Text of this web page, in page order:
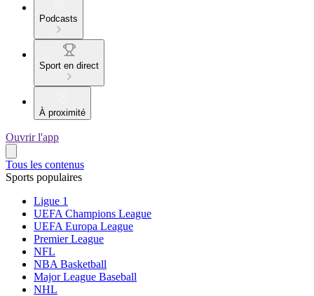
Podcasts
Sport en direct
À proximité
Ouvrir l'app
Tous les contenus
Sports populaires
Ligue 1
UEFA Champions League
UEFA Europa League
Premier League
NFL
NBA Basketball
Major League Baseball
NHL